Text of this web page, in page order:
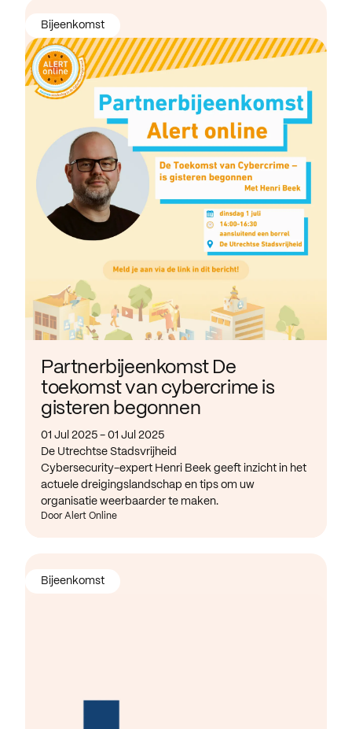
Partnerbijeenkomst De
toekomst van cybercrime is
gisteren begonnen
01 Jul 2025 - 01 Jul 2025
De Utrechtse Stadsvrijheid
Cybersecurity-expert Henri Beek geeft inzicht in het
actuele dreigingslandschap en tips om uw
organisatie weerbaarder te maken.
Door Alert Online
Bijeenkomst
Bijeenkomst